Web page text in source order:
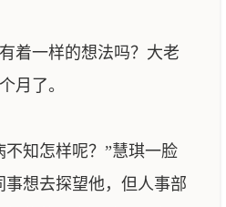
着一样的想法吗？大老
月了。
知怎样呢？”慧琪一脸
事想去探望他，但人事部